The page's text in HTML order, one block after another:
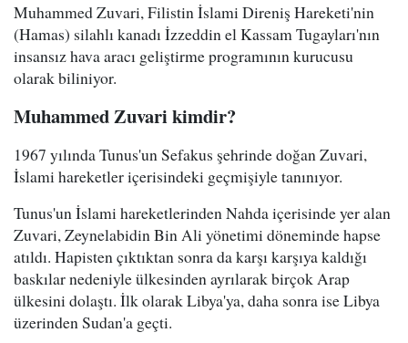
Muhammed Zuvari, Filistin İslami Direniş Hareketi'nin
(Hamas) silahlı kanadı İzzeddin el Kassam Tugayları'nın
insansız hava aracı geliştirme programının kurucusu
olarak biliniyor.
Muhammed Zuvari kimdir?
1967 yılında Tunus'un Sefakus şehrinde doğan Zuvari,
İslami hareketler içerisindeki geçmişiyle tanınıyor.
Tunus'un İslami hareketlerinden Nahda içerisinde yer alan
Zuvari, Zeynelabidin Bin Ali yönetimi döneminde hapse
atıldı. Hapisten çıktıktan sonra da karşı karşıya kaldığı
baskılar nedeniyle ülkesinden ayrılarak birçok Arap
ülkesini dolaştı. İlk olarak Libya'ya, daha sonra ise Libya
üzerinden Sudan'a geçti.